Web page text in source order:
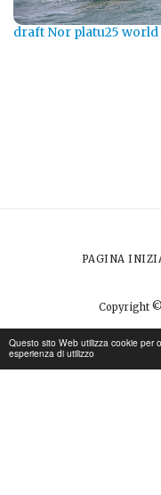
Questo sito Web utilizza cookie per
esperienza di utilizzo
draft Nor platu25
Copyright
PAGINA